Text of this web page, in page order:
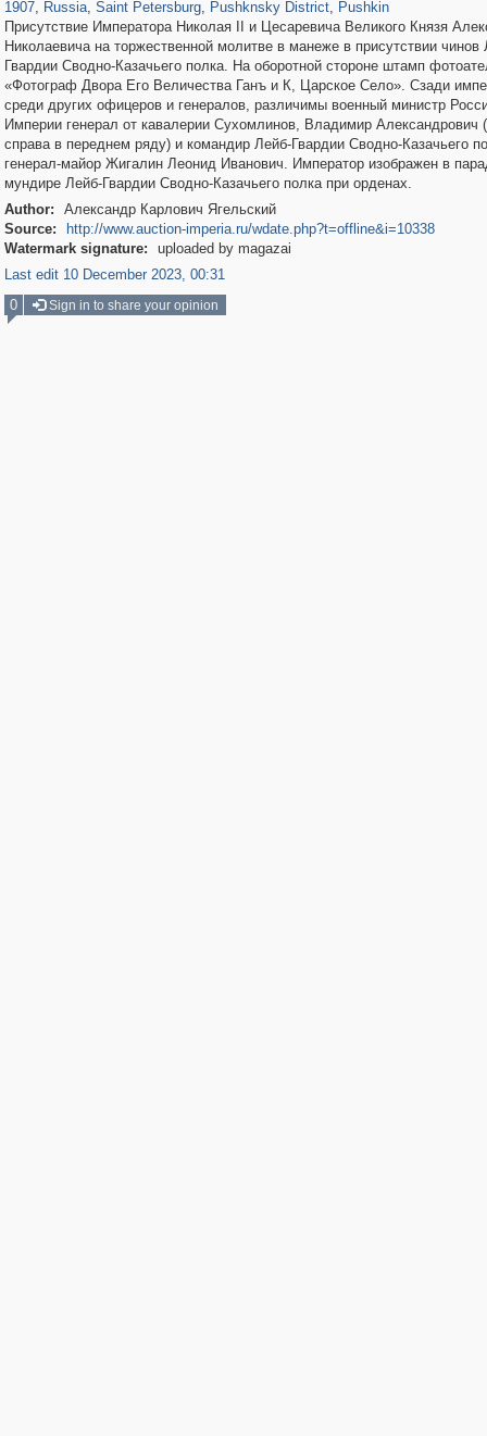
1907, Russia, Saint Petersburg, Pushknsky District, Pushkin
Присутствие Императора Николая II и Цесаревича Великого Князя
Николаевича на торжественной молитве в манеже в присутствии чинов
Гвардии Сводно-Казачьего полка. На оборотной стороне штамп
«Фотограф Двора Его Величества Ганъ и К, Царское Село». Сзади
среди других офицеров и генералов, различимы военный министр
Империи генерал от кавалерии Сухомлинов, Владимир Александрович
справа в переднем ряду) и командир Лейб-Гвардии Сводно-Казачьего
генерал-майор Жигалин Леонид Иванович. Император изображен в
мундире Лейб-Гвардии Сводно-Казачьего полка при орденах.
Author:
Александр Карлович Ягельский
Source:
http://www.auction-imperia.ru/wdate.php?t=offline&i=10338
Watermark signature:
uploaded by magazai
Last edit 10 December 2023, 00:31
0
Sign in to share your opinion